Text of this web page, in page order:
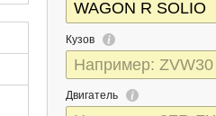
Кузов
Двигатель